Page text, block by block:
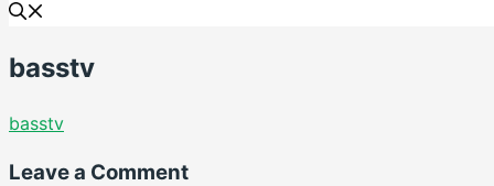
basstv
basstv
Leave a Comment